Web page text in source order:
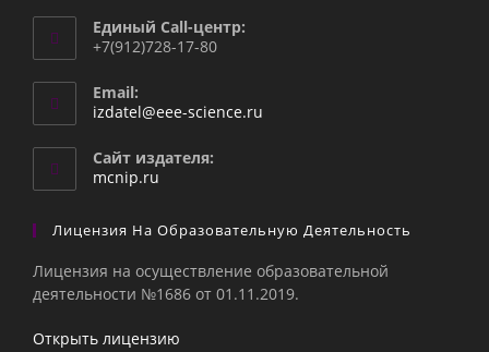
Единый Call-центр:
+7(912)728-17-80
Email:
izdatel@eee-science.ru
Сайт издателя:
mcnip.ru
Лицензия На Образовательную Деятельность
Лицензия на осуществление образовательной
деятельности №1686 от 01.11.2019.
Открыть лицензию